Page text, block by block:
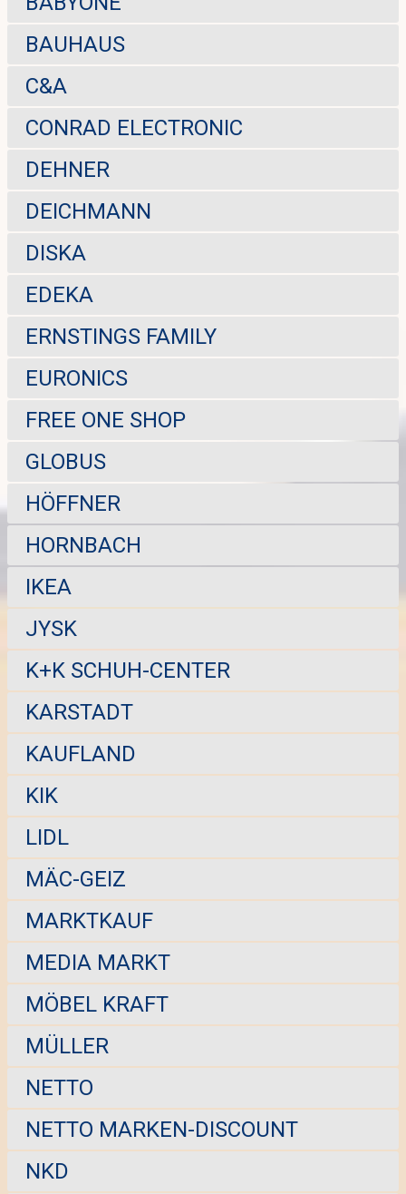
BAUHAUS
C&A
CONRAD ELECTRONIC
DEHNER
DEICHMANN
DISKA
EDEKA
ERNSTINGS FAMILY
EURONICS
FREE ONE SHOP
GLOBUS
HÖFFNER
HORNBACH
IKEA
JYSK
K+K SCHUH-CENTER
KARSTADT
KAUFLAND
KIK
LIDL
MÄC-GEIZ
MARKTKAUF
MEDIA MARKT
MÖBEL KRAFT
MÜLLER
NETTO
NETTO MARKEN-DISCOUNT
NKD